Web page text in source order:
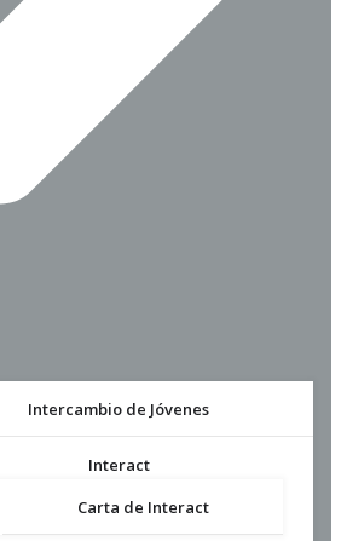
Intercambio de Jóvenes
Interact
Carta de Interact